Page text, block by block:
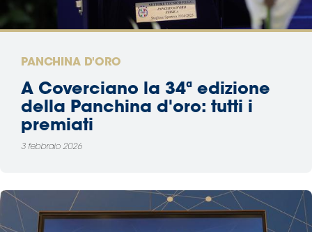
PANCHINA D'ORO
A Coverciano la 34ª edizione
della Panchina d'oro: tutti i
premiati
3 febbraio 2026